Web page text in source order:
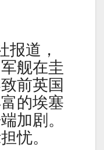
报道，
舰在圭
前英国
的埃塞
加剧。
忧。